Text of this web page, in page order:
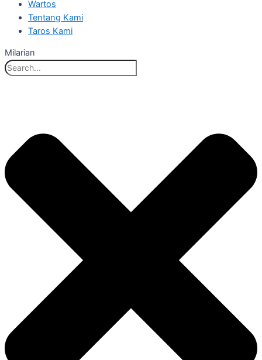
Wartos
Tentang Kami
Taros Kami
Milarian